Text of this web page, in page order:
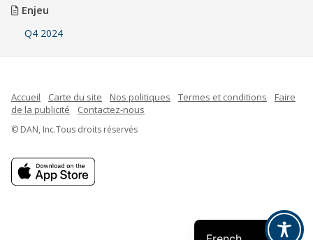
Enjeu
Q4 2024
Accueil Carte du site Nos politiques Termes et conditions
Faire
de la publicité
Contactez-nous
© DAN, Inc.Tous droits réservés